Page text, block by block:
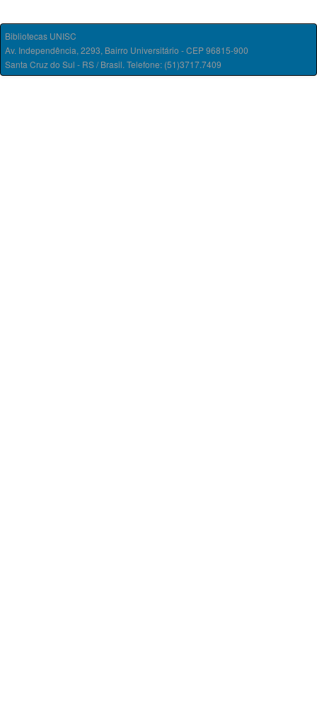
Bibliotecas UNISC
Av. Independência, 2293, Bairro Universitário - CEP 96815-900
Santa Cruz do Sul - RS / Brasil. Telefone: (51)3717.7409